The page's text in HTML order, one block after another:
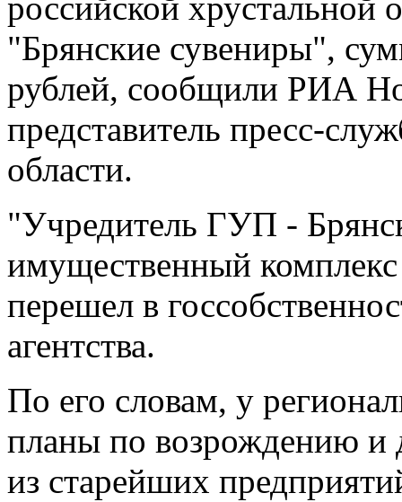
российской
"Брянские сувениры",
рублей, сообщили РИА
представитель пресс-
области.
"Учредитель ГУП -
имущественный комплекс
перешел в
агентства.
По его словам, у
планы по возрождению и
из старейших